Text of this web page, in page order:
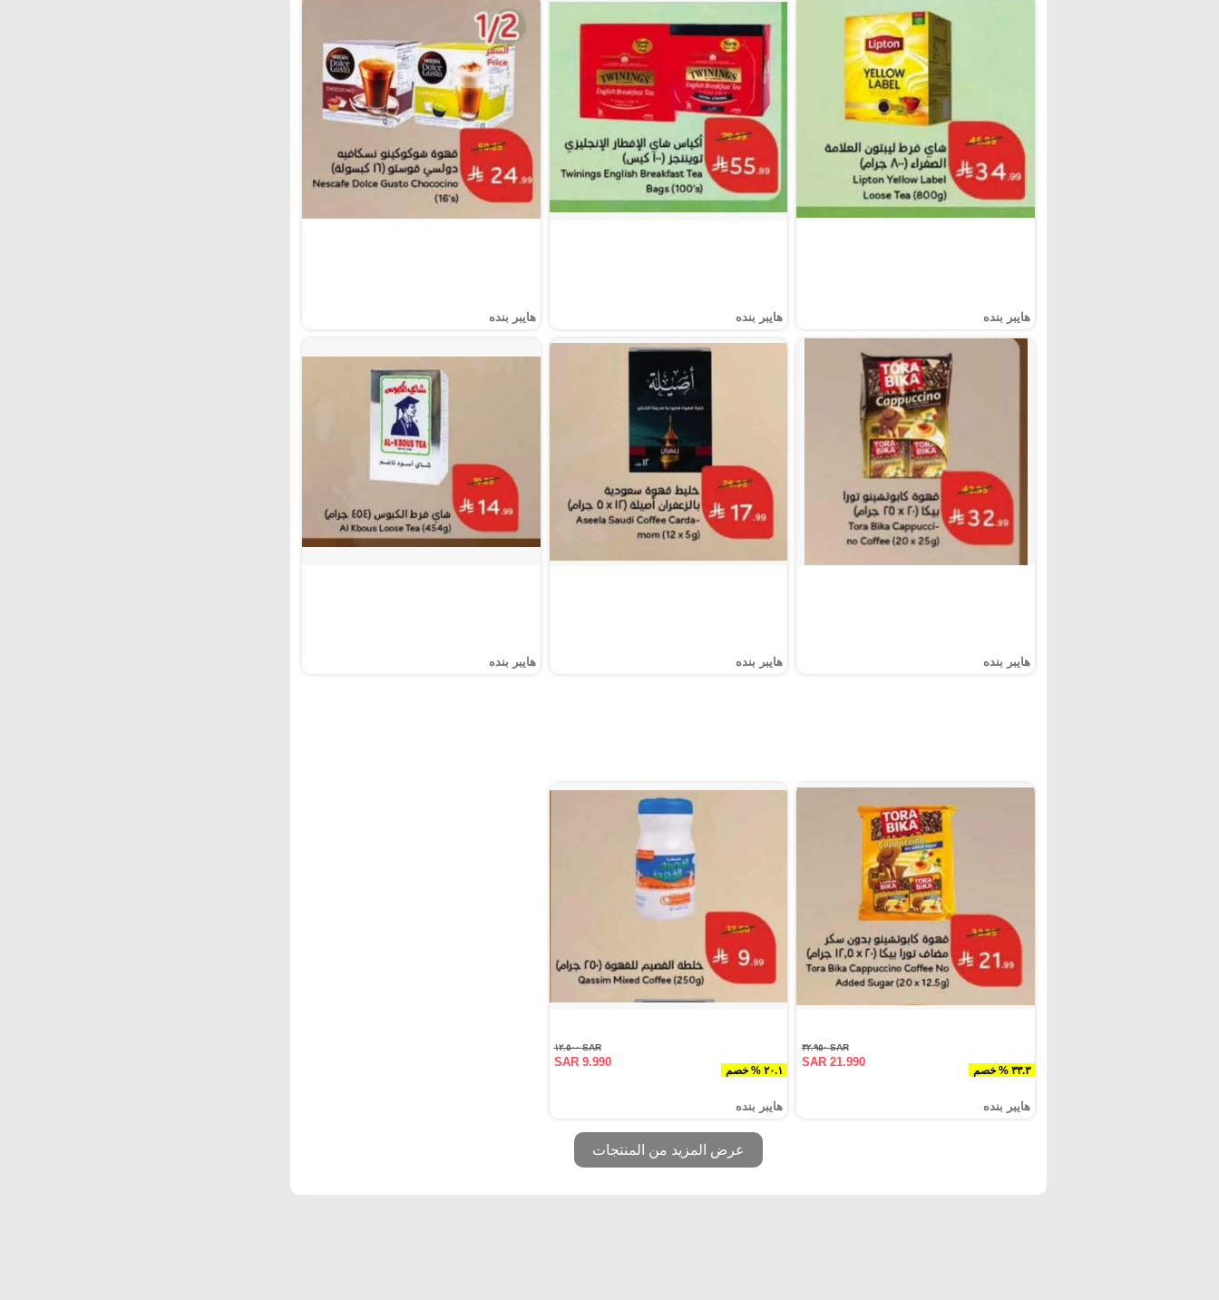
هايبر بنده هايبر بنده هايبر بنده
هايبر بنده هايبر بنده هايبر بنده
٣٣.٣ % خصم
SAR ٣٢.٩٥٠
SAR 21.990
هايبر بنده
٢٠.١ % خصم
SAR ١٢.٥٠٠
SAR 9.990
هايبر بنده
عرض المزيد من المنتجات